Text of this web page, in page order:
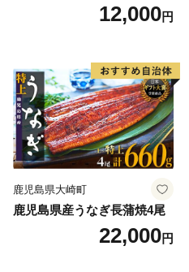
12,000円
鹿児島県大崎町
鹿児島県産うなぎ長蒲焼4尾
22,000円